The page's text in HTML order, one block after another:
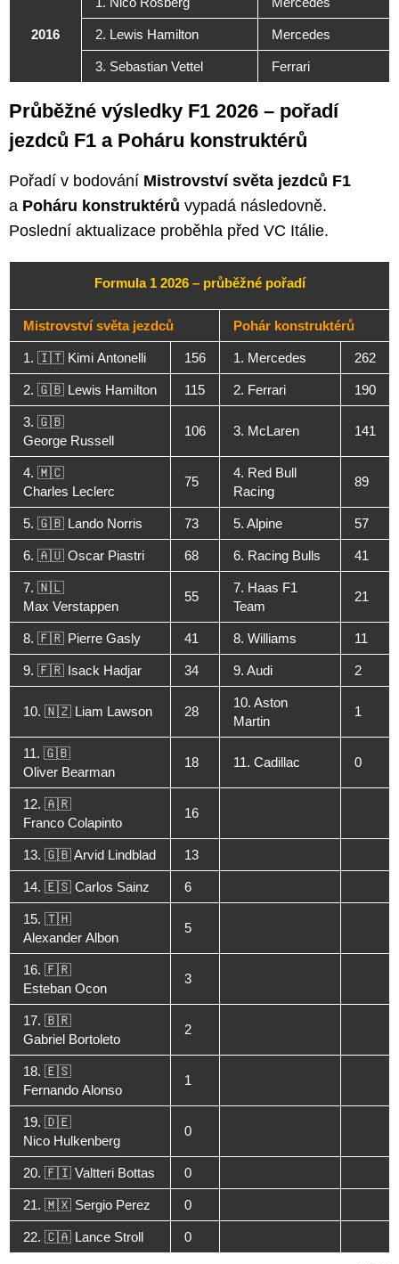
2016 2. Lewis Hamilton Mercedes
3. Sebastian Vettel Ferrari
Průběžné výsledky F1 2026 – pořadí
jezdců F1 a Poháru konstruktérů
Pořadí v bodování Mistrovství světa jezdců F1
a Poháru konstruktérů vypadá následovně.
Poslední aktualizace proběhla před VC Itálie.
Formula 1 2026 – průběžné pořadí
Mistrovství světa jezdců Pohár konstruktérů
1. 🇮🇹 Kimi Antonelli 156 1. Mercedes 262
2. 🇬🇧 Lewis Hamilton 115 2. Ferrari 190
3. 🇬🇧
George Russell
106 3. McLaren 141
4. 🇲🇨
Charles Leclerc
75
4. Red Bull
Racing
89
5. 🇬🇧 Lando Norris 73 5. Alpine 57
6. 🇦🇺 Oscar Piastri 68 6. Racing Bulls 41
7. 🇳🇱
Max Verstappen
55
7. Haas F1
Team
21
8. 🇫🇷 Pierre Gasly 41 8. Williams 11
9. 🇫🇷 Isack Hadjar 34 9. Audi 2
10. 🇳🇿 Liam Lawson 28
10. Aston
Martin
1
11. 🇬🇧
Oliver Bearman
18 11. Cadillac 0
12. 🇦🇷
Franco Colapinto
16
13. 🇬🇧 Arvid Lindblad 13
14. 🇪🇸 Carlos Sainz 6
15. 🇹🇭
Alexander Albon
5
16. 🇫🇷
Esteban Ocon
3
17. 🇧🇷
Gabriel Bortoleto
2
18. 🇪🇸
Fernando Alonso
1
19. 🇩🇪
Nico Hulkenberg
0
20. 🇫🇮 Valtteri Bottas 0
21. 🇲🇽 Sergio Perez 0
22. 🇨🇦 Lance Stroll 0